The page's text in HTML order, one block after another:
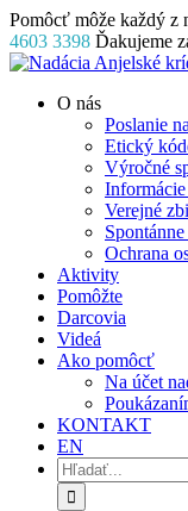
Skip
to
content
Pomôcť môže každý z
4603 3398 Ďakujeme
Facebook
Instagram
YouTube
O nás
Poslanie
Etický
Výročné
Verejné
Ochrana
Aktivity
Pomôžte
Darcovia
Videá
Ako pomôcť
Na účet
KONTAKT
EN
Hľadať: